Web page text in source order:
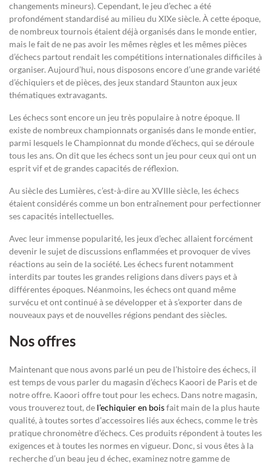
changements mineurs). Cependant, le jeu d’echec a été
profondément standardisé au milieu du XIXe siècle. À cette époque,
de nombreux tournois étaient déjà organisés dans le monde entier,
mais le fait de ne pas avoir les mêmes règles et les mêmes pièces
d’échecs partout rendait les compétitions internationales difficiles à
organiser. Aujourd’hui, nous disposons encore d’une grande variété
d’échiquiers et de pièces, des jeux standard Staunton aux jeux
thématiques extravagants.
Les échecs sont encore un jeu très populaire à notre époque. Il
existe de nombreux championnats organisés dans le monde entier,
parmi lesquels le Championnat du monde d’échecs, qui se déroule
tous les ans. On dit que les échecs sont un jeu pour ceux qui ont un
esprit vif et de grandes capacités de réflexion.
Au siècle des Lumières, c’est-à-dire au XVIIIe siècle, les échecs
étaient considérés comme un bon entraînement pour perfectionner
ses capacités intellectuelles.
Avec leur immense popularité, les jeux d’echec allaient forcément
devenir le sujet de discussions enflammées et provoquer de vives
réactions au sein de la société. Les échecs furent notamment
interdits par toutes les grandes religions dans divers pays et à
différentes époques. Néanmoins, les échecs ont quand même
survécu et ont continué à se développer et à s’exporter dans de
nouveaux pays et de nouvelles régions pendant des siècles.
Nos offres
Maintenant que nous avons parlé un peu de l’histoire des échecs, il
est temps de vous parler du magasin d’échecs Kaoori de Paris et de
notre offre. Kaoori offre tout pour les echecs. Dans notre magasin,
vous trouverez tout, de l’echiquier en boisfait main de la plus haute
qualité, à toutes sortes d’accessoires liés aux échecs, comme le très
pratique chronomètre d’échecs. Ces produits répondent à toutes les
exigences et à toutes les normes en vigueur. Donc, si vous êtes à la
recherche d’un beau jeu d échec, examinez notre gamme de